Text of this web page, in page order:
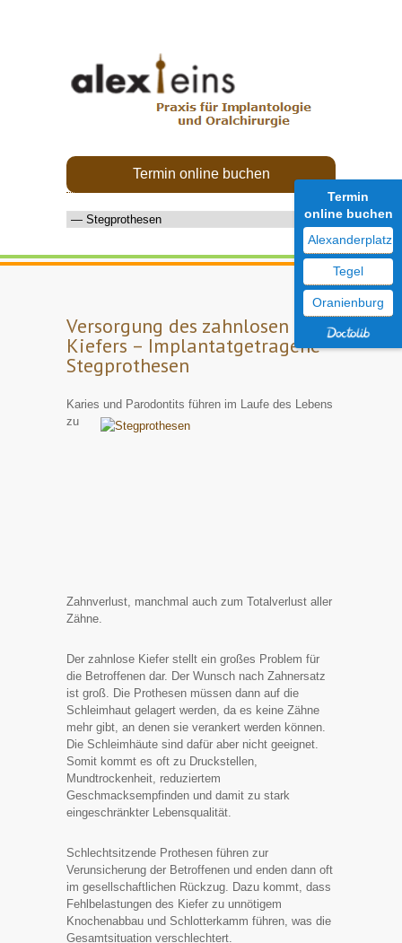
Termin online buchen
Versorgung des zahnlosen
Kiefers – Implantatgetragene
Stegprothesen
Karies und Parodontits führen im Laufe des Lebens
zu
Zahnverlust, manchmal auch zum Totalverlust aller
Zähne.
Der zahnlose Kiefer stellt ein großes Problem für
die Betroffenen dar. Der Wunsch nach Zahnersatz
ist groß. Die Prothesen müssen dann auf die
Schleimhaut gelagert werden, da es keine Zähne
mehr gibt, an denen sie verankert werden können.
Die Schleimhäute sind dafür aber nicht geeignet.
Somit kommt es oft zu Druckstellen,
Mundtrockenheit, reduziertem
Geschmacksempfinden und damit zu stark
eingeschränkter Lebensqualität.
Schlechtsitzende Prothesen führen zur
Verunsicherung der Betroffenen und enden dann oft
im gesellschaftlichen Rückzug. Dazu kommt, dass
Fehlbelastungen des Kiefer zu unnötigem
Knochenabbau und Schlotterkamm führen, was die
Gesamtsituation verschlechtert.
Termin
online buchen
Alexanderplatz
Tegel
Oranienburg